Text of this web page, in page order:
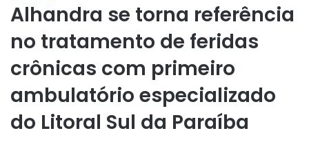
Alhandra se torna referência
no tratamento de feridas
crônicas com primeiro
ambulatório especializado
do Litoral Sul da Paraíba